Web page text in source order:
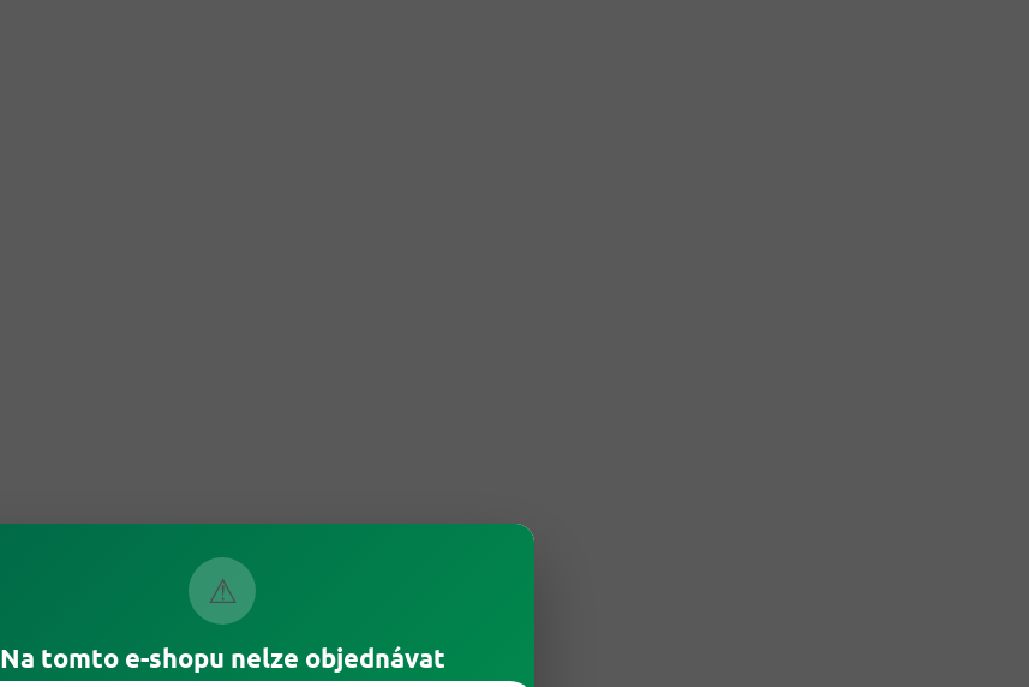
⚠
Na tomto e-shopu nelze objednávat